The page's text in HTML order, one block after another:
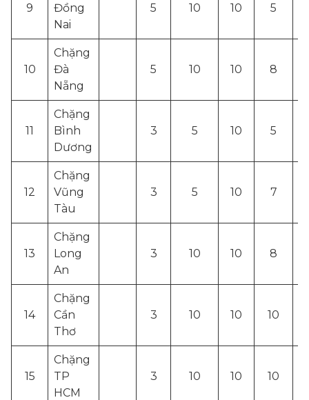
9
Đồng
Nai
5 10 10 5
10
Chặng
Đà
Nẵng
5 10 10 8
11
Chặng
Bình
Dương
3 5 10 5
12
Chặng
Vũng
Tàu
3 5 10 7
13
Chặng
Long
An
3 10 10 8
14
Chặng
Cần
Thơ
3 10 10 10
15
Chặng
TP
HCM
3 10 10 10